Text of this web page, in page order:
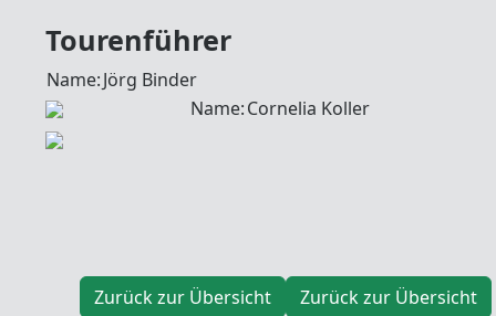
Tourenführer
Name:Jörg Binder
Name:Cornelia Koller
Zurück zur Übersicht Zurück zur Übersicht